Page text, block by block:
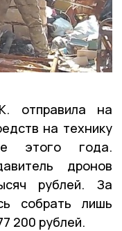
отправила на
на технику
этого года.
дронов
рублей. За
собрать лишь
200 рублей.